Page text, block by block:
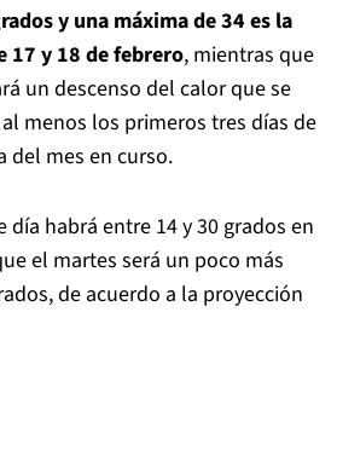
y una máxima de 34 es la
17 y 18 de febrero, mientras que
un descenso del calor que se
menos los primeros tres días de
del mes en curso.
día habrá entre 14 y 30 grados en
el martes será un poco más
de acuerdo a la proyección